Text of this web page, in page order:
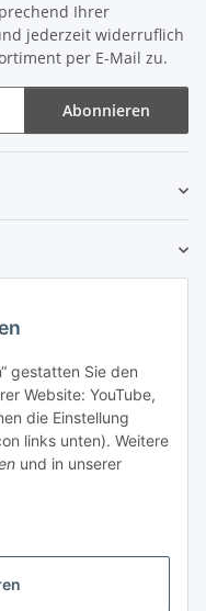
gestatten Sie den
Website: YouTube,
die Einstellung
links unten). Weitere
und in unserer
Ihrer
jederzeit widerruflich
per E-Mail zu.
Abonnieren